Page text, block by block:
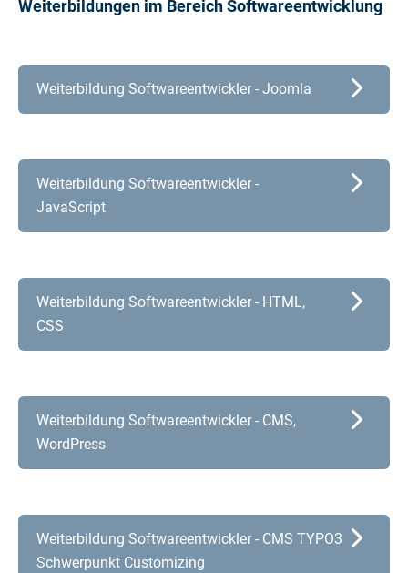
Weiterbildungen im Bereich Softwareentwicklung
Weiterbildung Softwareentwickler - Joomla
Weiterbildung Softwareentwickler -
JavaScript
Weiterbildung Softwareentwickler - HTML,
CSS
Weiterbildung Softwareentwickler - CMS,
WordPress
Weiterbildung Softwareentwickler - CMS TYPO3
Schwerpunkt Customizing